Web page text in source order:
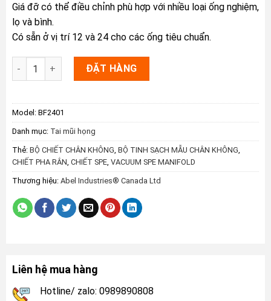
Giá đỡ có thể điều chỉnh phù hợp với nhiều loại ống nghiệm,
lọ và bình.
Có sẵn ở vị trí 12 và 24 cho các ống tiêu chuẩn.
Bộ chiết pha rắn (Vacuum SPE Manifold) - chuẩn bị mẫu số
ĐẶT HÀNG
Model: BF2401
Danh mục: Tai mũi họng
Thẻ: BỘ CHIẾT CHÂN KHÔNG, BỘ TINH SẠCH MẪU CHÂN KHÔNG,
CHIẾT PHA RẮN, CHIẾT SPE, VACUUM SPE MANIFOLD
Thương hiệu: Abel Industries® Canada Ltd
Liên hệ mua hàng
Hotline/ zalo: 0989890808